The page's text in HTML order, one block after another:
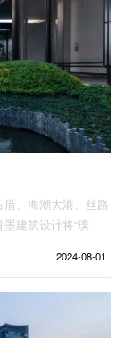
、海潮大港、丝路
建筑设计将“璞
唐风宋韵意境的
2024-08-01